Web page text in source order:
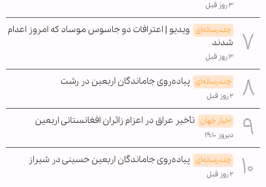
۳ روز قبل
چندرسانه‌ای ویدیو | اعترافات دو جاسوس موساد که امروز اعدام
شدند
۳ روز قبل
چندرسانه‌ای پیاده‌روی جاماندگان اربعین در رشت
۲ روز قبل
اخبار جهان تأخیر عراق در اعزام زائران افغانستانی اربعین
دیروز ۱۹:۱۰
چندرسانه‌ای پیاده‌روی جاماندگان اربعین حسینی در شیراز
۲ روز قبل